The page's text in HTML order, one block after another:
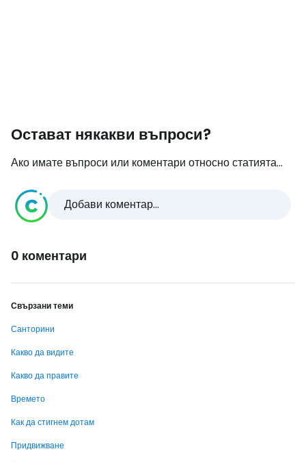
Остават някакви въпроси?
Ако имате въпроси или коментари относно статията...
Добави коментар...
0 коментари
Свързани теми
Санторини
Какво да видите
Какво да правите
Времето
Как да стигнем дотам
Придвижване